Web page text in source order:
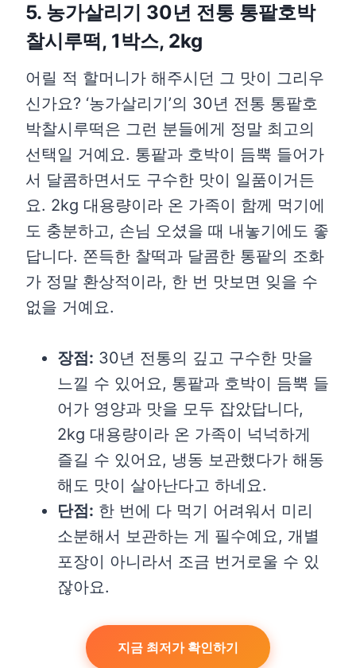
5. 농가살리기 30년 전통 통팥호박
찰시루떡, 1박스, 2kg
어릴 적 할머니가 해주시던 그 맛이 그리우
신가요? ‘농가살리기’의 30년 전통 통팥호
박찰시루떡은 그런 분들에게 정말 최고의
선택일 거예요. 통팥과 호박이 듬뿍 들어가
서 달콤하면서도 구수한 맛이 일품이거든
요. 2kg 대용량이라 온 가족이 함께 먹기에
도 충분하고, 손님 오셨을 때 내놓기에도 좋
답니다. 쫀득한 찰떡과 달콤한 통팥의 조화
가 정말 환상적이라, 한 번 맛보면 잊을 수
없을 거예요.
장점: 30년 전통의 깊고 구수한 맛을
느낄 수 있어요, 통팥과 호박이 듬뿍 들
어가 영양과 맛을 모두 잡았답니다,
2kg 대용량이라 온 가족이 넉넉하게
즐길 수 있어요, 냉동 보관했다가 해동
해도 맛이 살아난다고 하네요.
단점: 한 번에 다 먹기 어려워서 미리
소분해서 보관하는 게 필수예요, 개별
포장이 아니라서 조금 번거로울 수 있
잖아요.
지금 최저가 확인하기